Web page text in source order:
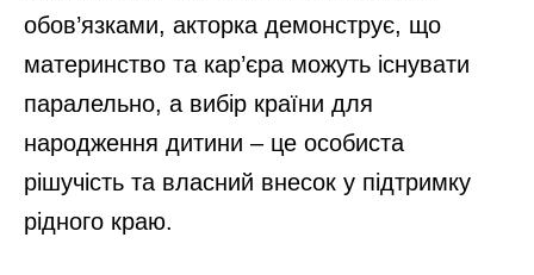
обов’язками, акторка демонструє, що
материнство та кар’єра можуть існувати
паралельно, а вибір країни для
народження дитини – це особиста
рішучість та власний внесок у підтримку
рідного краю.